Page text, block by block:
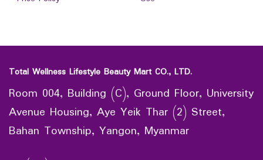
Total Wellness Lifestyle Beauty Mart CO., LTD.
Room 004, Building (C), Ground Floor, University
Avenue Housing, Aye Yeik Thar (2) Street,
Bahan Township, Yangon, Myanmar